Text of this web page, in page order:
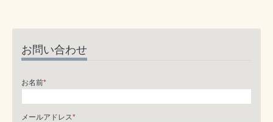
お問い合わせ
お名前*
メールアドレス*